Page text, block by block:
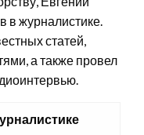
в журналистике.
статей,
а также провел